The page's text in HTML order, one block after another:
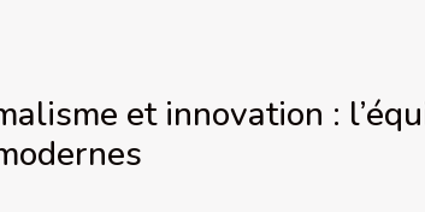
et innovation :